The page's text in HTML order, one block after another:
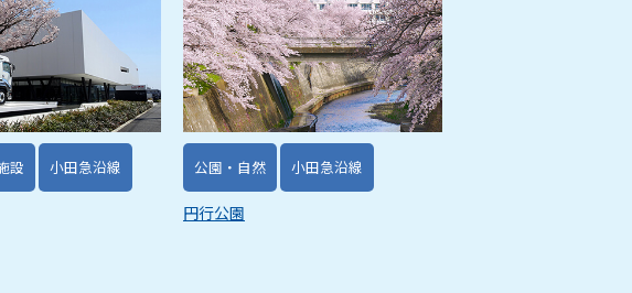
設 小田急沿線 公園・自然 小田急沿線
円行公園